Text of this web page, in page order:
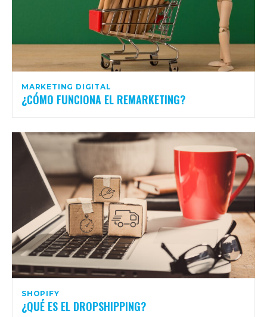
MARKETING DIGITAL
¿CÓMO FUNCIONA EL REMARKETING?
SHOPIFY
¿QUÉ ES EL DROPSHIPPING?